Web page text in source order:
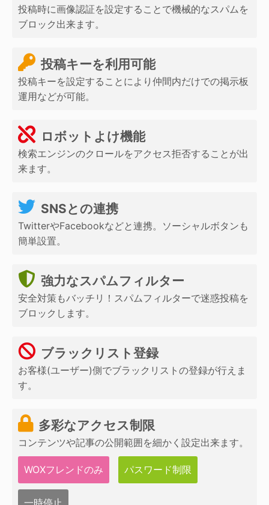
投稿時に画像認証を設定することで機械的なスパムを
ブロック出来ます。
投稿キーを利用可能
投稿キーを設定することにより仲間内だけでの掲示板
運用などが可能。
ロボットよけ機能
検索エンジンのクロールをアクセス拒否することが出
来ます。
SNSとの連携
TwitterやFacebookなどと連携。ソーシャルボタンも
簡単設置。
強力なスパムフィルター
安全対策もバッチリ！スパムフィルターで迷惑投稿を
ブロックします。
ブラックリスト登録
お客様(ユーザー)側でブラックリストの登録が行えま
す。
多彩なアクセス制限
コンテンツや記事の公開範囲を細かく設定出来ます。
WOXフレンドのみ パスワード制限
一時停止